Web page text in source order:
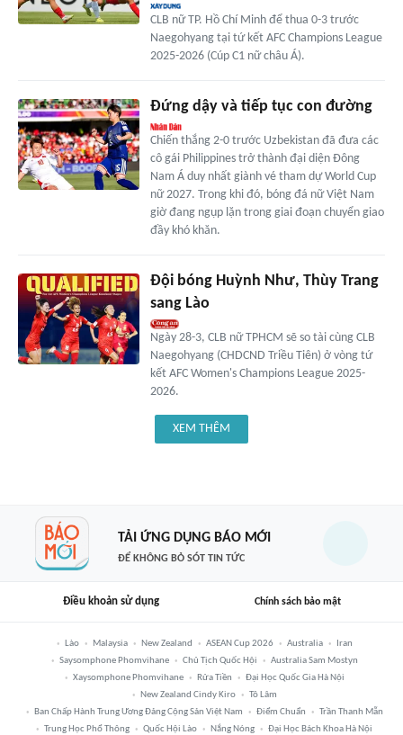
CLB nữ TP. Hồ Chí Minh để thua 0-3 trước
Naegohyang tại tứ kết AFC Champions League
2025-2026 (Cúp C1 nữ châu Á).
Đứng dậy và tiếp tục con đường
Chiến thắng 2-0 trước Uzbekistan đã đưa các
cô gái Philippines trở thành đại diện Đông
Nam Á duy nhất giành vé tham dự World Cup
nữ 2027. Trong khi đó, bóng đá nữ Việt Nam
giờ đang ngụp lặn trong giai đoạn chuyển giao
đầy khó khăn.
Đội bóng Huỳnh Như, Thùy Trang
sang Lào
Ngày 28-3, CLB nữ TPHCM sẽ so tài cùng CLB
Naegohyang (CHDCND Triều Tiên) ở vòng tứ
kết AFC Women's Champions League 2025-
2026.
XEM THÊM
TẢI ỨNG DỤNG BÁO MỚI
ĐỂ KHÔNG BỎ SÓT TIN TỨC
Điều khoản sử dụng Chính sách bảo mật
Lào Malaysia New Zealand ASEAN Cup 2026 Australia
Iran
Saysomphone Phomvihane
Chủ Tịch Quốc Hội
Australia Sam Mostyn
Xaysomphone Phomvihane
Rửa Tiền
Đại Học Quốc Gia Hà Nội
New Zealand Cindy Kiro
Tô Lâm
Ban Chấp Hành Trung Ương Đảng Cộng Sản Việt Nam
Điểm Chuẩn
Trần Thanh Mẫn
Trung Học Phổ Thông
Quốc Hội Lào Nắng Nóng Đại Học Bách Khoa Hà Nội